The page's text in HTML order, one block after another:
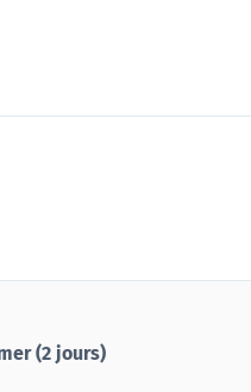
(2 jours)